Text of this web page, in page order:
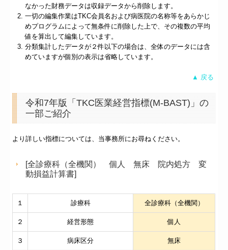
なかった財務データは収録データから削除します。
一切の編集作業はTKC会員名および病医院の名称等をあらかじ
めプログラムによって無条件に削除した上で、その複数の平均
値を算出して編集しています。
分類集計したデータが２件以下の場合は、全体のデータには含
めていますが個別の表示は省略しています。
▲ 戻る
令和7年版「TKC医業経営指標(M-BAST)」の
一部ご紹介
より詳しい指標については、当事務所にお尋ねください。
[全診療科（全機関） 個人 無床 院内処方 変
動損益計算書]
１ 診療科 全診療科（全機関）
２ 経営形態 個人
３ 病床区分 無床